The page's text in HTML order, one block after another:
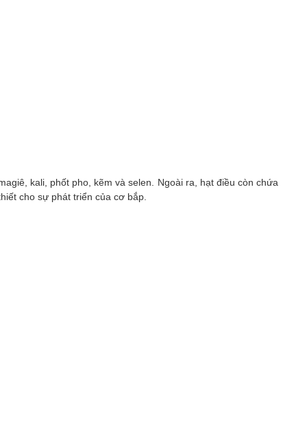
kali, phốt pho, kẽm và selen. Ngoài ra, hạt điều còn chứa
cho sự phát triển của cơ bắp.